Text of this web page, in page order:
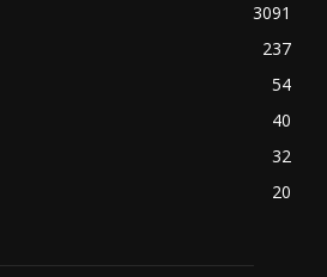
3091
237
54
40
32
20